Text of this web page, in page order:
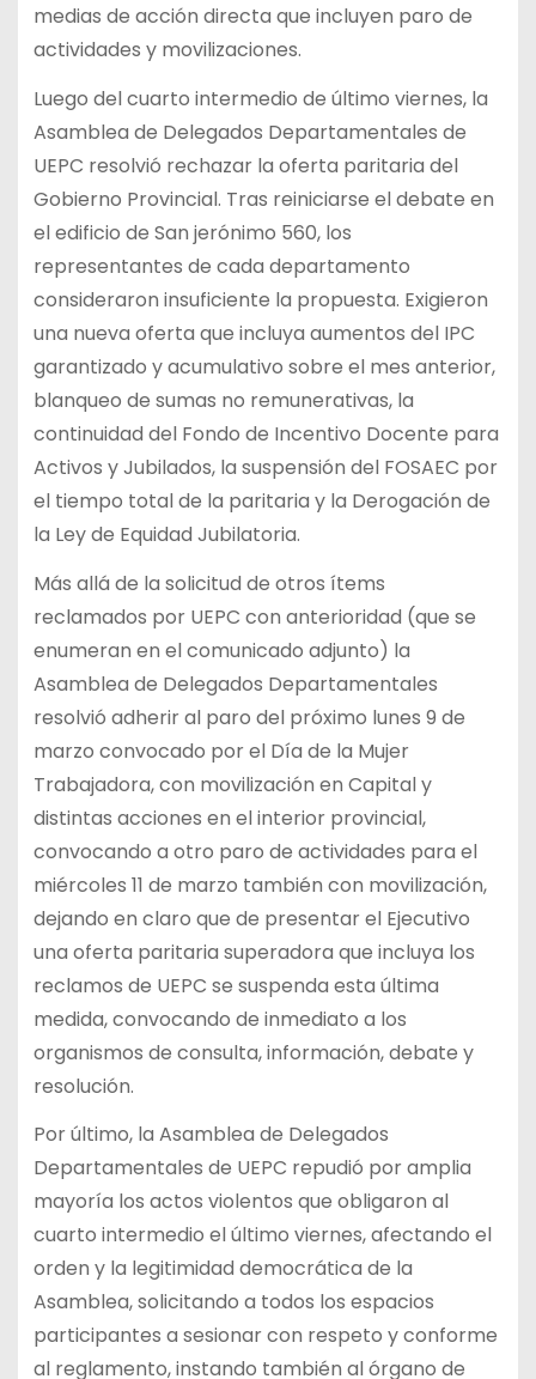
medias de acción directa que incluyen paro de
actividades y movilizaciones.
Luego del cuarto intermedio de último viernes, la
Asamblea de Delegados Departamentales de
UEPC resolvió rechazar la oferta paritaria del
Gobierno Provincial. Tras reiniciarse el debate en
el edificio de San jerónimo 560, los
representantes de cada departamento
consideraron insuficiente la propuesta. Exigieron
una nueva oferta que incluya aumentos del IPC
garantizado y acumulativo sobre el mes anterior,
blanqueo de sumas no remunerativas, la
continuidad del Fondo de Incentivo Docente para
Activos y Jubilados, la suspensión del FOSAEC por
el tiempo total de la paritaria y la Derogación de
la Ley de Equidad Jubilatoria.
Más allá de la solicitud de otros ítems
reclamados por UEPC con anterioridad (que se
enumeran en el comunicado adjunto) la
Asamblea de Delegados Departamentales
resolvió adherir al paro del próximo lunes 9 de
marzo convocado por el Día de la Mujer
Trabajadora, con movilización en Capital y
distintas acciones en el interior provincial,
convocando a otro paro de actividades para el
miércoles 11 de marzo también con movilización,
dejando en claro que de presentar el Ejecutivo
una oferta paritaria superadora que incluya los
reclamos de UEPC se suspenda esta última
medida, convocando de inmediato a los
organismos de consulta, información, debate y
resolución.
Por último, la Asamblea de Delegados
Departamentales de UEPC repudió por amplia
mayoría los actos violentos que obligaron al
cuarto intermedio el último viernes, afectando el
orden y la legitimidad democrática de la
Asamblea, solicitando a todos los espacios
participantes a sesionar con respeto y conforme
al reglamento, instando también al órgano de